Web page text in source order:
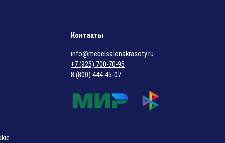
Под заказ
(Италия)
Контакты
info@mebelsalonakrasoty.ru
+7 (925) 700-70-95
8 (800) 444-45-07